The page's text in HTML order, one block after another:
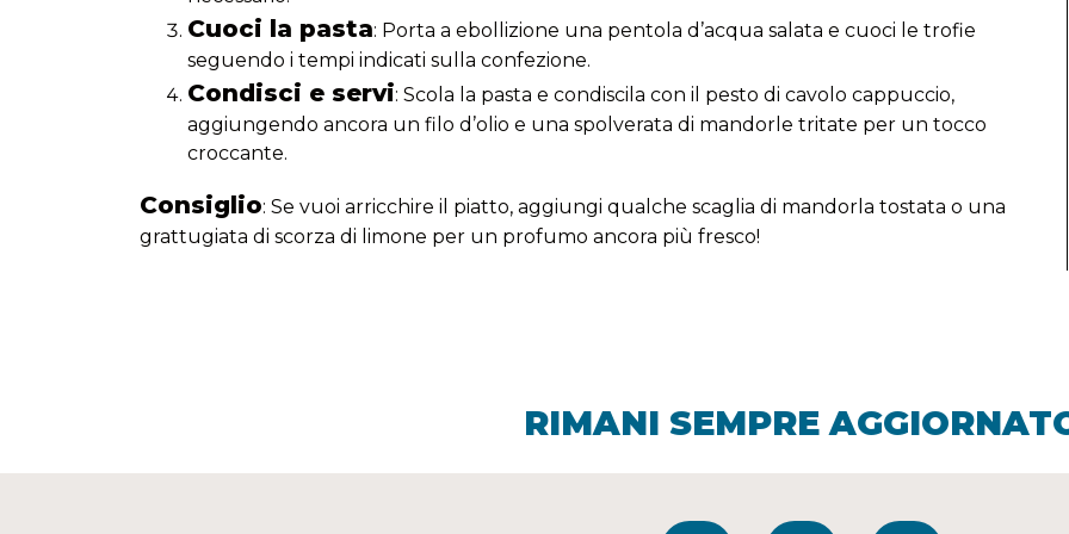
Cuoci la pasta: Porta a ebollizione una pentola d’acqua salata e cuoci le trofie
seguendo i tempi indicati sulla confezione.
Condisci e servi: Scola la pasta e condiscila con il pesto di cavolo cappuccio,
aggiungendo ancora un filo d’olio e una spolverata di mandorle tritate per un tocco
croccante.
Consiglio: Se vuoi arricchire il piatto, aggiungi qualche scaglia di mandorla tostata o una
grattugiata di scorza di limone per un profumo ancora più fresco!
RIMANI SEMPRE